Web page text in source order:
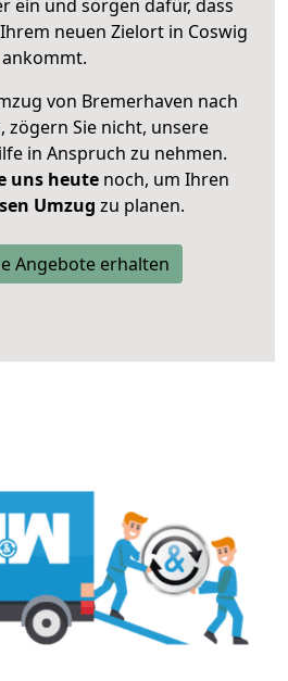
ein und sorgen dafür, dass
neuen Zielort in Coswig
ankommt.
von Bremerhaven nach
zögern Sie nicht, unsere
in Anspruch zu nehmen.
uns heutenoch, um Ihren
Umzug zu planen.
Angebote erhalten